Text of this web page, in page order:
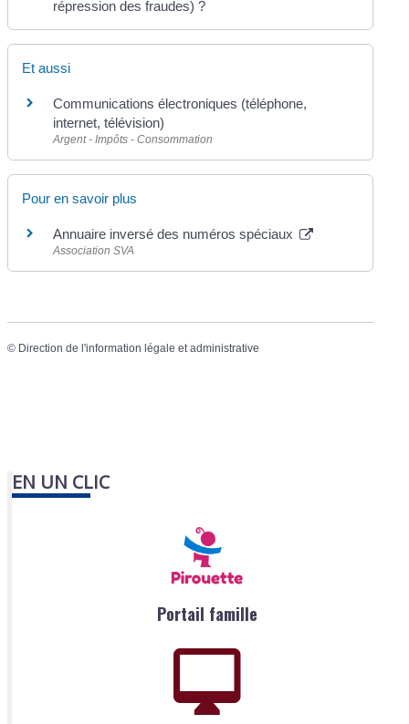
répression des fraudes) ?
Et aussi
Communications électroniques (téléphone,
internet, télévision)
Argent - Impôts - Consommation
Pour en savoir plus
Annuaire inversé des numéros spéciaux
Association SVA
© Direction de l'information légale et administrative
EN UN CLIC
Portail famille